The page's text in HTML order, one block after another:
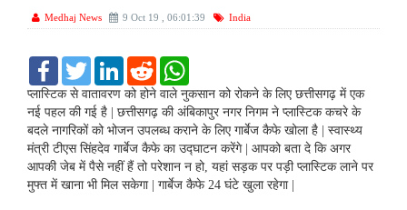
Medhaj News 9 Oct 19 , 06:01:39 India
F
c
e
o
o
k
T
i
t
t
e
r
L
n
k
d
I
n
R
d
d
t
a
t
s
A
p
p
प्लास्टिक से वातावरण को होने वाले नुकसान को रोकने के लिए छत्तीसगढ़ में एक
नई पहल की गई है | छत्तीसगढ़ की अंबिकापुर नगर निगम ने प्लास्टिक कचरे के
बदले नागरिकों को भोजन उपलब्ध कराने के लिए गार्बेज कैफे खोला है | स्वास्थ्य
मंत्री टीएस सिंहदेव गार्बेज कैफे का उद्घाटन करेंगे | आपको बता दे कि अगर
आपकी जेब में पैसे नहीं हैं तो परेशान न हो, यहां सड़क पर पड़ी प्लास्टिक लाने पर
मुफ्त में खाना भी मिल सकेगा | गार्बेज कैफे 24 घंटे खुला रहेगा |